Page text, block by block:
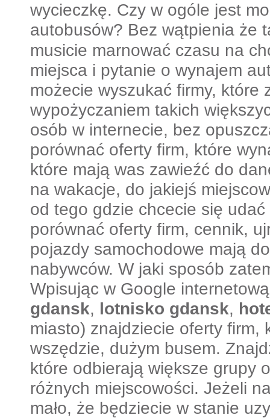
wycieczkę. Czy w ogóle jest
autobusów? Bez wątpienia że
musicie marnować czasu na
miejsca i pytanie o wynajem
możecie wyszukać firmy, które
wypożyczaniem takich
osób w internecie, bez
porównać oferty firm, które
które mają was zawieźć do
na wakacje, do jakiejś
od tego gdzie chcecie się udać
porównać oferty firm, cennik,
pojazdy samochodowe mają
nabywców. W jaki sposób
Wpisując w Google
gdansk, lotnisko gdansk,
miasto) znajdziecie oferty firm,
wszędzie, dużym busem.
które odbierają większe grupy
różnych miejscowości. Jeżeli
mało, że będziecie w stanie